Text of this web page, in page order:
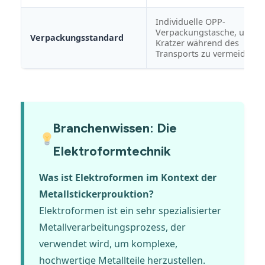
Verpackungsstandard
Individuelle OPP-
Verpackungstasche, um
Kratzer während des
Transports zu vermeiden
Branchenwissen: Die
Elektroformtechnik
Was ist Elektroformen im Kontext der
Metallstickerprouktion?
Elektroformen ist ein sehr spezialisierter
Metallverarbeitungsprozess, der
verwendet wird, um komplexe,
hochwertige Metallteile herzustellen.